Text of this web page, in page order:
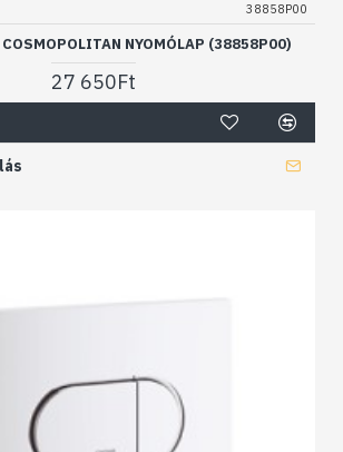
38858P00
COSMOPOLITAN NYOMÓLAP (38858P00)
27 650Ft